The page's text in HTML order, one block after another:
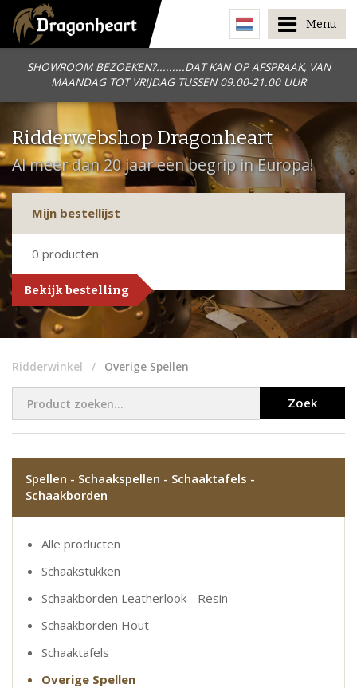
SHOWROOM BEZOEKEN?.........DAT KAN OP AFSPRAAK, VAN
MAANDAG TOT VRIJDAG TUSSEN 09.00-21.00 UUR
Menu
Ridderwebshop Dragonheart
Al meer dan 20 jaar een begrip in Europa!
Mijn bestellijst
0 producten
Bekijk bestelling
Ridderwinkel Overige Spellen
Zoek
Spellen - Schaakspellen - Schaaktafels -
Schaakborden
Alle producten
Schaakstukken
Schaakborden Leatherlook - Resin
Schaakborden Hout
Schaaktafels
Overige Spellen